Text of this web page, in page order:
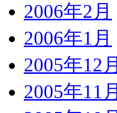
2006年2月
2006年1月
2005年12月
2005年11月